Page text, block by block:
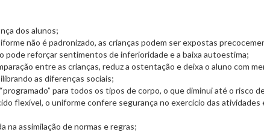
dos alunos;
não é padronizado, as crianças podem ser expostas
pode reforçar sentimentos de inferioridade e a baixa autoestima;
entre as crianças, reduz a ostentação e deixa o aluno com
as diferenças sociais;
para todos os tipos de corpo, o que diminui até o risco
flexível, o uniforme confere segurança no exercício das atividades
na assimilação de normas e regras;